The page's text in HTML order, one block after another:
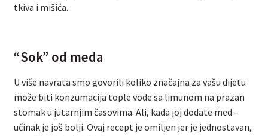
tkiva i mišića.
“Sok” od meda
U više navrata smo govorili koliko značajna za vašu dijetu
može biti konzumacija tople vode sa limunom na prazan
stomak u jutarnjim časovima. Ali, kada joj dodate med –
učinak je još bolji. Ovaj recept je omiljen jer je jednostavan,